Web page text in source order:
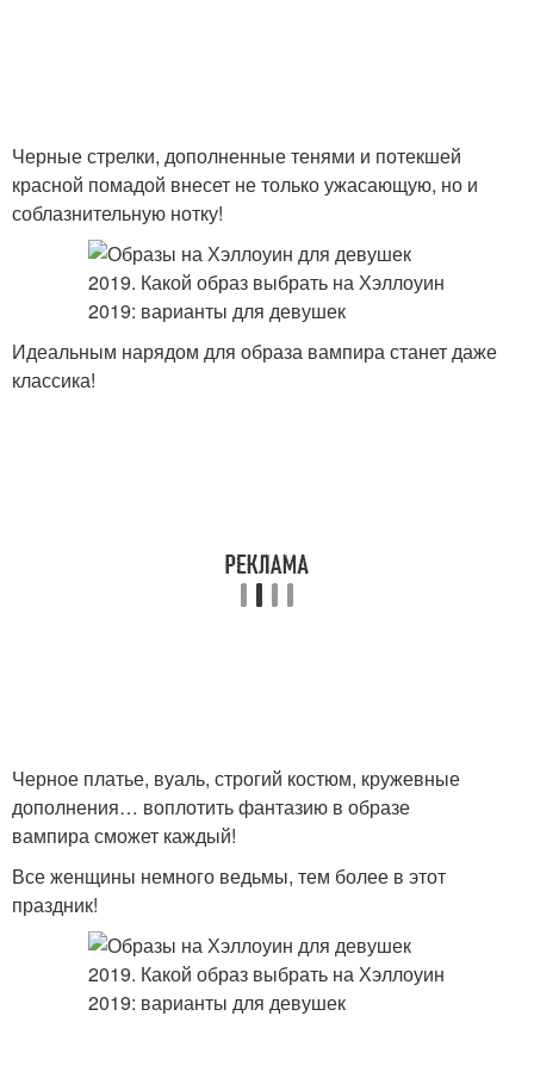
Черные стрелки, дополненные тенями и потекшей
красной помадой внесет не только ужасающую, но и
соблазнительную нотку!
Идеальным нарядом для образа вампира станет даже
классика!
Черное платье, вуаль, строгий костюм, кружевные
дополнения… воплотить фантазию в образе
вампира сможет каждый!
Все женщины немного ведьмы, тем более в этот
праздник!